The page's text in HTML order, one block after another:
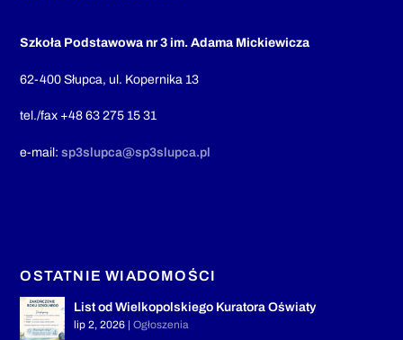
Szkoła Podstawowa nr 3 im. Adama Mickiewicza
62-400 Słupca, ul. Kopernika 13
tel./fax +48 63 275 15 31
e-mail:sp3slupca@sp3slupca.pl
OSTATNIE WIADOMOŚCI
List od Wielkopolskiego Kuratora Oświaty
lip 2, 2026 |Ogłoszenia